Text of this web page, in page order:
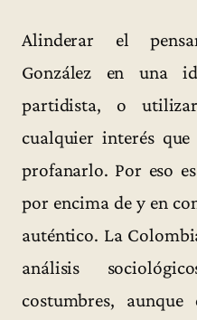
Alinderar el
González en una
partidista, o
cualquier interés
profanarlo. Por eso
por encima de y en
auténtico. La
análisis
costumbres,